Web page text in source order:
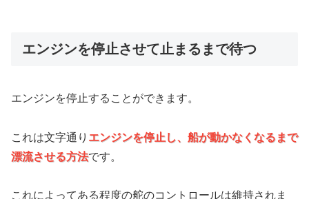
エンジンを停止させて止まるまで待つ
エンジンを停止することができます。
これは文字通り エンジンを停止し、船が動かなくなるまで
漂流させる方法です。
これによってある程度の舵のコントロールは維持されま